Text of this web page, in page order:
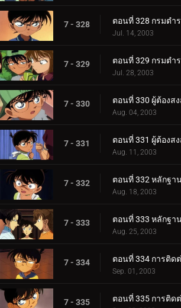
7 - 328
Jul. 14, 2003
7 - 329
Jul. 28, 2003
7 - 330
Aug. 04, 2003
7 - 331
Aug. 11, 2003
7 - 332
Aug. 18, 2003
7 - 333
Aug. 25, 2003
7 - 334
Sep. 01, 2003
7 - 335